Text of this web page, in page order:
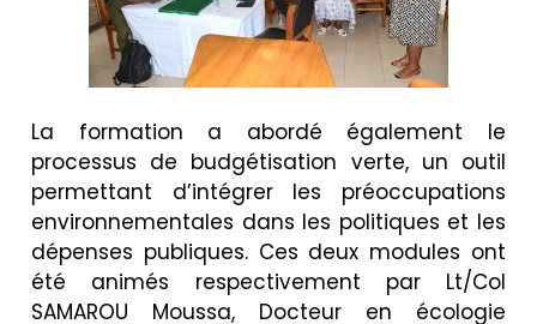
La formation a abordé également le
processus de budgétisation verte, un outil
permettant d’intégrer les préoccupations
environnementales dans les politiques et les
dépenses publiques. Ces deux modules ont
été animés respectivement par Lt/Col
SAMAROU Moussa, Docteur en écologie